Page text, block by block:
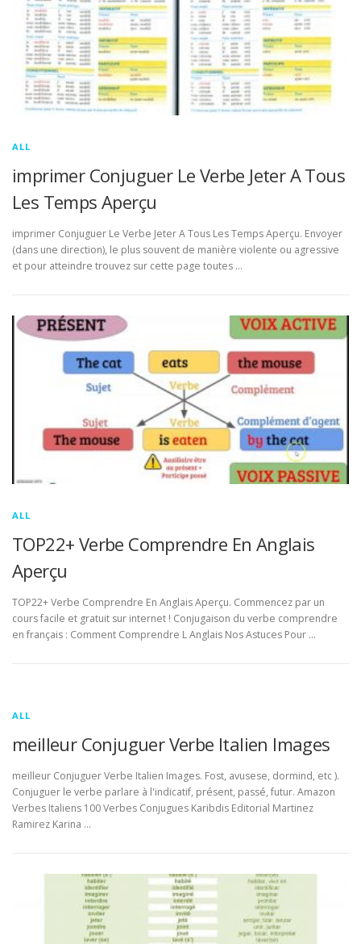
ALL
imprimer Conjuguer Le Verbe Jeter A Tous
Les Temps Aperçu
imprimer Conjuguer Le Verbe Jeter A Tous Les Temps Aperçu. Envoyer
(dans une direction), le plus souvent de manière violente ou agressive
et pour atteindre trouvez sur cette page toutes …
ALL
TOP22+ Verbe Comprendre En Anglais
Aperçu
TOP22+ Verbe Comprendre En Anglais Aperçu. Commencez par un
cours facile et gratuit sur internet ! Conjugaison du verbe comprendre
en français : Comment Comprendre L Anglais Nos Astuces Pour …
ALL
meilleur Conjuguer Verbe Italien Images
meilleur Conjuguer Verbe Italien Images. Fost, avusese, dormind, etc ).
Conjuguer le verbe parlare à l'indicatif, présent, passé, futur. Amazon
Verbes Italiens 100 Verbes Conjugues Karibdis Editorial Martinez
Ramirez Karina …